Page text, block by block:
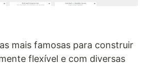
mais famosas para construir
flexível e com diversas